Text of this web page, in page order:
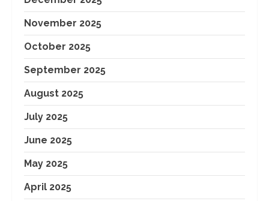
November 2025
October 2025
September 2025
August 2025
July 2025
June 2025
May 2025
April 2025